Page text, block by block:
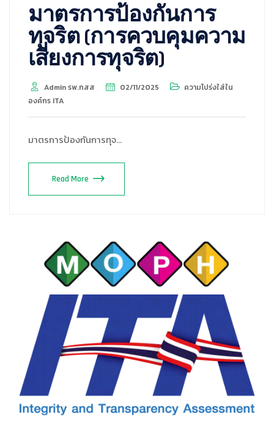
มาตรการป้องกันการ
ทุจริต (การควบคุมความ
เสี่ยงการทุจริต)
Admin รพ.กสส 02/11/2025
ความโปร่งใส่ใน
องค์กร ITA
มาตรการป้องกันการทุจ…
Read More